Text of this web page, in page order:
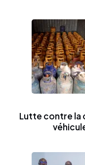
Lutte contre la